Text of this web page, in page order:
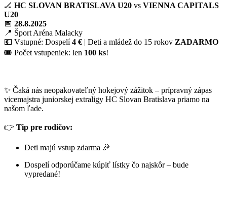
🏒 HC SLOVAN BRATISLAVA U20 vs VIENNA CAPITALS
U20
📅 28.8.2025
📍 Šport Aréna Malacky
💶 Vstupné: Dospelí4 € | Deti a mládež do 15 rokov ZADARMO
🎟️ Počet vstupeniek: len 100 ks!
✨ Čaká nás neopakovateľný hokejový zážitok – prípravný zápas
vicemajstra juniorskej extraligy HC Slovan Bratislava priamo na
našom ľade.
👉 Tip pre rodičov:
Deti majú vstup zdarma 🎉
Dospelí odporúčame kúpiť lístky čo najskôr – bude
vypredané!